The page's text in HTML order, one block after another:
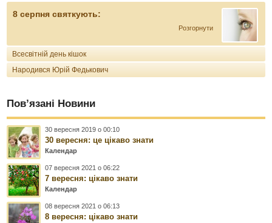
8 серпня святкують:
Розгорнути
Всесвітній день кішок
Народився Юрій Федькович
Пов’язані Новини
30 вересня 2019 о 00:10
30 вересня: це цікаво знати
Календар
07 вересня 2021 о 06:22
7 вересня: цікаво знати
Календар
08 вересня 2021 о 06:13
8 вересня: цікаво знати